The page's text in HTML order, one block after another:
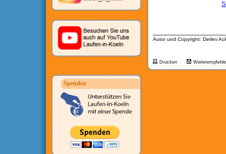
Spenden
Autor und Copyright: Detlev
Drucken